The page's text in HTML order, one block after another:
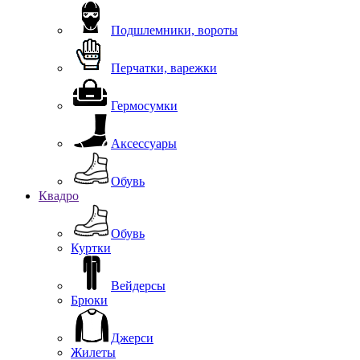
Подшлемники, вороты
Перчатки, варежки
Гермосумки
Аксессуары
Обувь
Квадро
Обувь
Куртки
Вейдерсы
Брюки
Джерси
Жилеты